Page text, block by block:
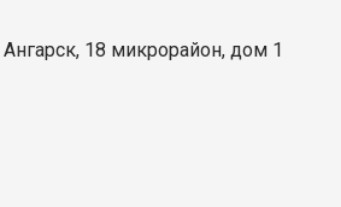
18 микрорайон, дом 1